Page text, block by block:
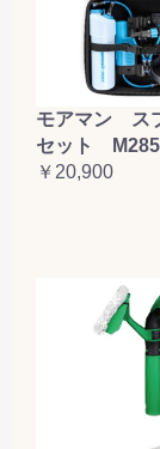
お買
モアマン ス
セット
￥20,900